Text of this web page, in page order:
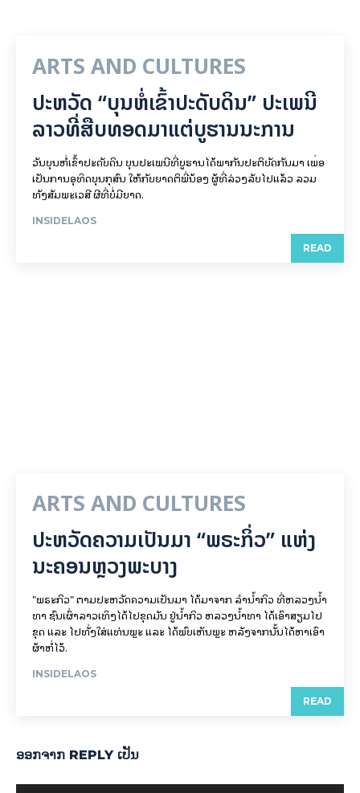
ARTS AND CULTURES
ປະຫວັດ “ບຸນຫໍ່ເຂົ້າປະດັບດິນ” ປະເພນີ
ລາວທີ່ສືບທອດມາແຕ່ບູຮານນະການ
ວັນບຸນຫໍ່ເຂົ້າປະດັບດິນ ບຸນປະເພນີທີ່ບູຮານໄດ້ພາກັນປະຕິບັດກັນມາ ເພື່ອ
ເປັນການອຸທິດບຸນກຸສົນ ໃຫ້ກັບຍາດຕິພີ່ນ້ອງ ຜູ້ທີ່ລ່ວງລັບໄປແລ້ວ ລວມ
ທັງສັມພະເວສີ ຜີທີ່ບໍ່ມີຍາດ.
INSIDELAOS
READ
ARTS AND CULTURES
ປະຫວັດຄວາມເປັນມາ “ພຣະກິ່ວ” ແຫ່ງ
ນະຄອນຫຼວງພະບາງ
"ພຣະກິວ" ຕາມປະຫວັດຄວາມເປັນມາ ໄດ້ມາຈາກ ລຳນ້ຳກິວ ທີ່ຫລວງນ້ຳ
ທາ ຊົນເຜົ່າລາວເທິງໄດ້ໄປຂຸດມັນ ຢູ່ນ້ຳກິວ ຫລວງນ້ຳທາ ໄດ້ເອົາສຽມໄປ
ຂຸດ ແລະ ໄປທັ່ງໃສ່ແທ່ນພຼະ ແລະ ໄດ້ພົບເຫັນພຼະ ຫລັງຈາກນັ້ນໄດ້ຫາເອົາ
ຜ້າຫໍ່ໄວ້.
INSIDELAOS
READ
ອອກ​ຈາກ REPLY ເປັນ